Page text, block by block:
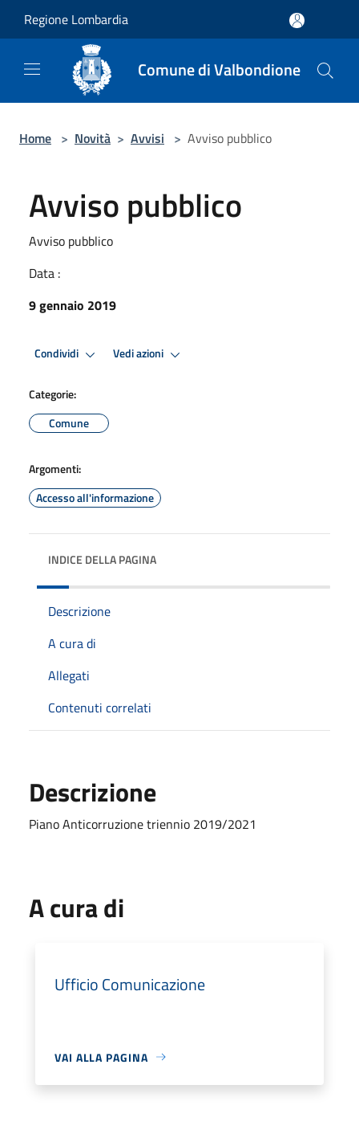
Regione Lombardia
Comune di Valbondione
Home > Novità > Avvisi > Avviso pubblico
Avviso pubblico
Avviso pubblico
Data :
9 gennaio 2019
Condividi Vedi azioni
Categorie:
Comune
Argomenti:
Accesso all'informazione
INDICE DELLA PAGINA
Descrizione
A cura di
Allegati
Contenuti correlati
Descrizione
Piano Anticorruzione triennio 2019/2021
A cura di
Ufficio Comunicazione
VAI ALLA PAGINA